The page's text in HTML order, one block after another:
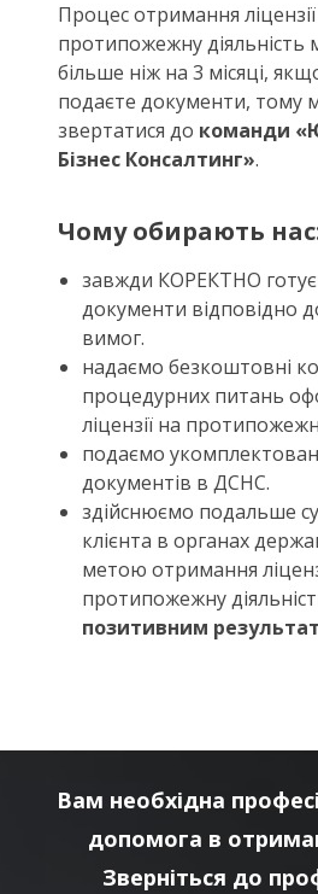
Процес отримання
протипожежну діяльність
більше ніж на 3 місяці,
подаєте документи, тому
звертатися до команди
Бізнес Консалтинг».
Чому обирають
завжди КОРЕКТНО
документи відповідно
вимог.
надаємо безкоштовні
процедурних питань
ліцензії на
подаємо
документів в ДСНС.
здійснюємо подальше
клієнта в органах
метою отримання
протипожежну
позитивним
Вам необхідна
допомога в
Зверніться до